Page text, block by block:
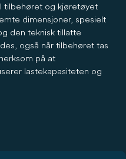
tilbehøret og kjøretøyet
dimensjoner, spesielt
den teknisk tillatte
også når tilbehøret tas
på at
lastekapasiteten og